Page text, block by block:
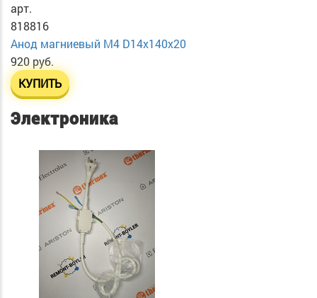
арт.
818816
Анод магниевый М4 D14х140х20
920 руб.
КУПИТЬ
Электроника